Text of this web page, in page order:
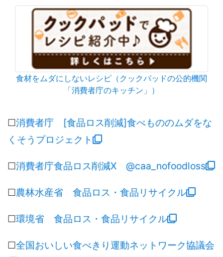
食材をムダにしないレシピ（クックパッドの公的機関
「消費者庁のキッチン」）
☐消費者庁 [食品ロス削減]食べもののムダをな
くそうプロジェクト
☐消費者庁食品ロス削減X @caa_nofoodloss
☐農林水産省 食品ロス・食品リサイクル
☐環境省 食品ロス・食品リサイクル
☐全国おいしい食べきり運動ネットワーク協議会